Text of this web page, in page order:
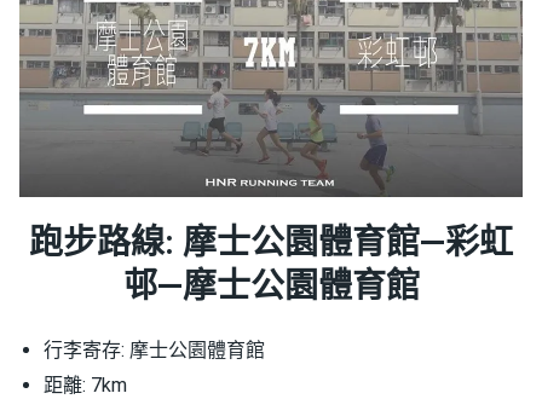
跑步路線: 摩士公園體育館—彩虹
邨—摩士公園體育館
行李寄存: 摩士公園體育館
距離: 7km